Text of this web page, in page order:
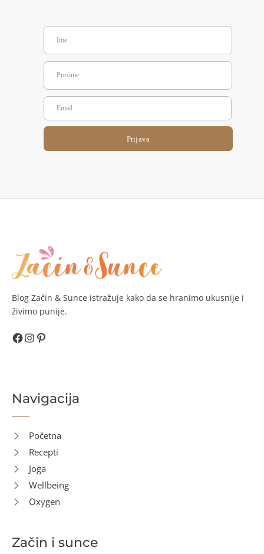
Prijava
Blog Začin & Sunce istražuje kako da se hranimo ukusnije i
živimo punije.
Facebook
Instagram
Pinterest
Navigacija
Početna
Recepti
Joga
Wellbeing
Oxygen
Začin i sunce